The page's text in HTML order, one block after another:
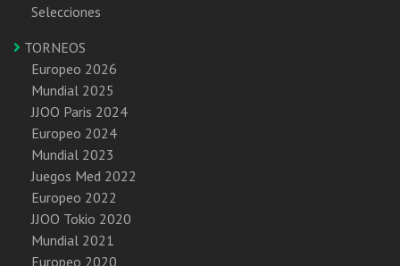
Selecciones
TORNEOS
Europeo 2026
Mundial 2025
JJOO Paris 2024
Europeo 2024
Mundial 2023
Juegos Med 2022
Europeo 2022
JJOO Tokio 2020
Mundial 2021
Europeo 2020